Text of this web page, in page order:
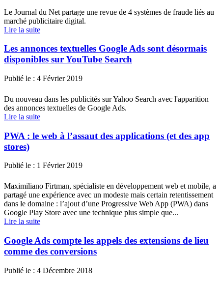
Le Journal du Net partage une revue de 4 systèmes de fraude liés au
marché publicitaire digital.
Lire la suite
Les annonces textuelles Google Ads sont désormais
disponibles sur YouTube Search
Publié le : 4 Février 2019
Du nouveau dans les publicités sur Yahoo Search avec l'apparition
des annonces textuelles de Google Ads.
Lire la suite
PWA : le web à l’assaut des applications (et des app
stores)
Publié le : 1 Février 2019
Maximiliano Firtman, spécialiste en développement web et mobile, a
partagé une expérience avec un modeste mais certain retentissement
dans le domaine : l’ajout d’une Progressive Web App (PWA) dans
Google Play Store avec une technique plus simple que...
Lire la suite
Google Ads compte les appels des extensions de lieu
comme des conversions
Publié le : 4 Décembre 2018